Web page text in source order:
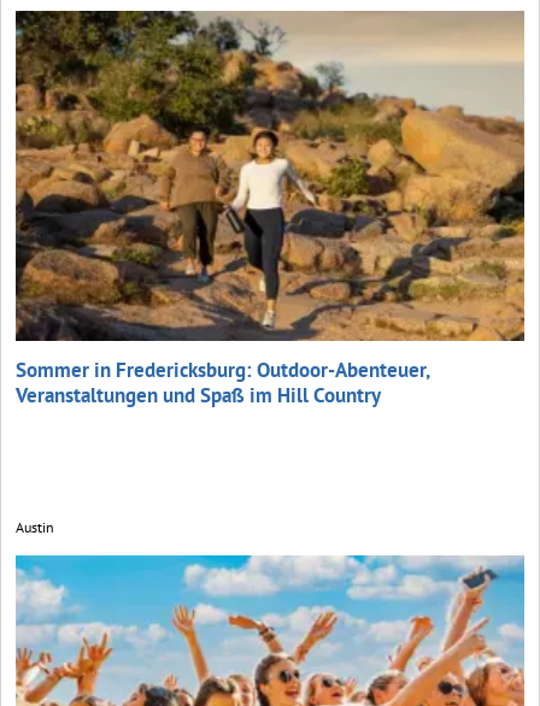
Sommer in Fredericksburg: Outdoor-Abenteuer,
Veranstaltungen und Spaß im Hill Country
Austin